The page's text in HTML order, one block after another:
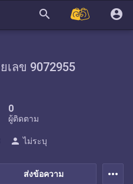
search account_circle
เลข 9072955
0
ผู้ติดตาม
ส่งข้อความ
person ไม่ระบุ
more_horiz